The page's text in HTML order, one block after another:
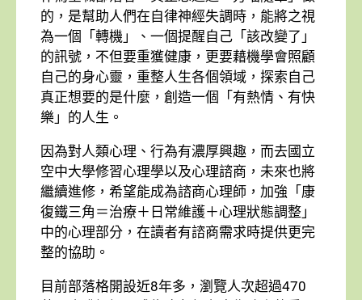
的，是幫助人們在自律神經失調時，能將之視
為一個「轉機」、一個提醒自己「該改變了」
的訊號，不但要重獲健康，更要藉機學會照顧
自己的身心靈，重整人生各個領域，探索自己
真正想要的是什麼，創造一個「有熱情、有快
樂」的人生。
因為對人類心理、行為有濃厚興趣，而去國立
空中大學修習心理學以及心理諮商，未來也將
繼續進修，希望能成為諮商心理師，加強「康
復鐵三角＝治療＋日常維護＋心理狀態調整」
中的心理部分，在讀者有諮商需求時提供更完
整的協助。
目前部落格開設近8年多，瀏覽人次超過470